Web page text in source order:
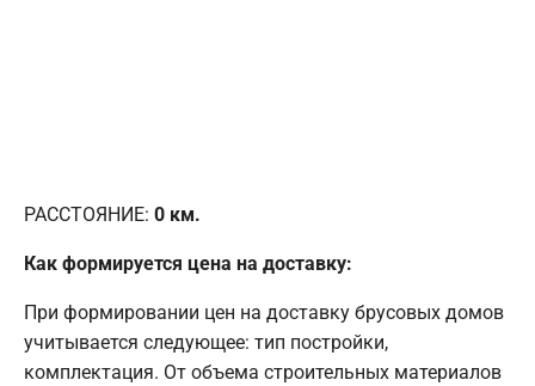
РАССТОЯНИЕ: 0 км.
Как формируется цена на доставку:
При формировании цен на доставку брусовых домов
учитывается следующее: тип постройки,
комплектация. От объема строительных материалов